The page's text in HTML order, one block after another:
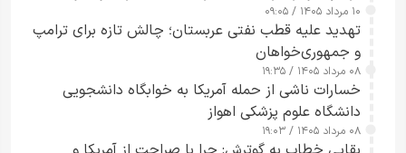
۱۰ مرداد ۱۴۰۵ / ۰۹:۰۵
تهدید علیه قطب نفتی عربستان؛ چالش تازه برای ترامپ
و جمهوری‌خواهان
۰۸ مرداد ۱۴۰۵ / ۱۹:۳۵
خسارات ناشی از حمله آمریکا به خوابگاه دانشجویی
دانشگاه علوم پزشکی اهواز
۰۸ مرداد ۱۴۰۵ / ۱۹:۰۳